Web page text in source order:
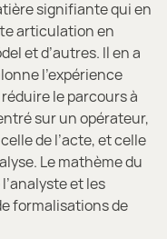
signifiante qui en
articulation en
et d’autres. Il en a
l’expérience
le parcours à
sur un opérateur,
de l’acte, et celle
Le mathème du
et les
formalisations de